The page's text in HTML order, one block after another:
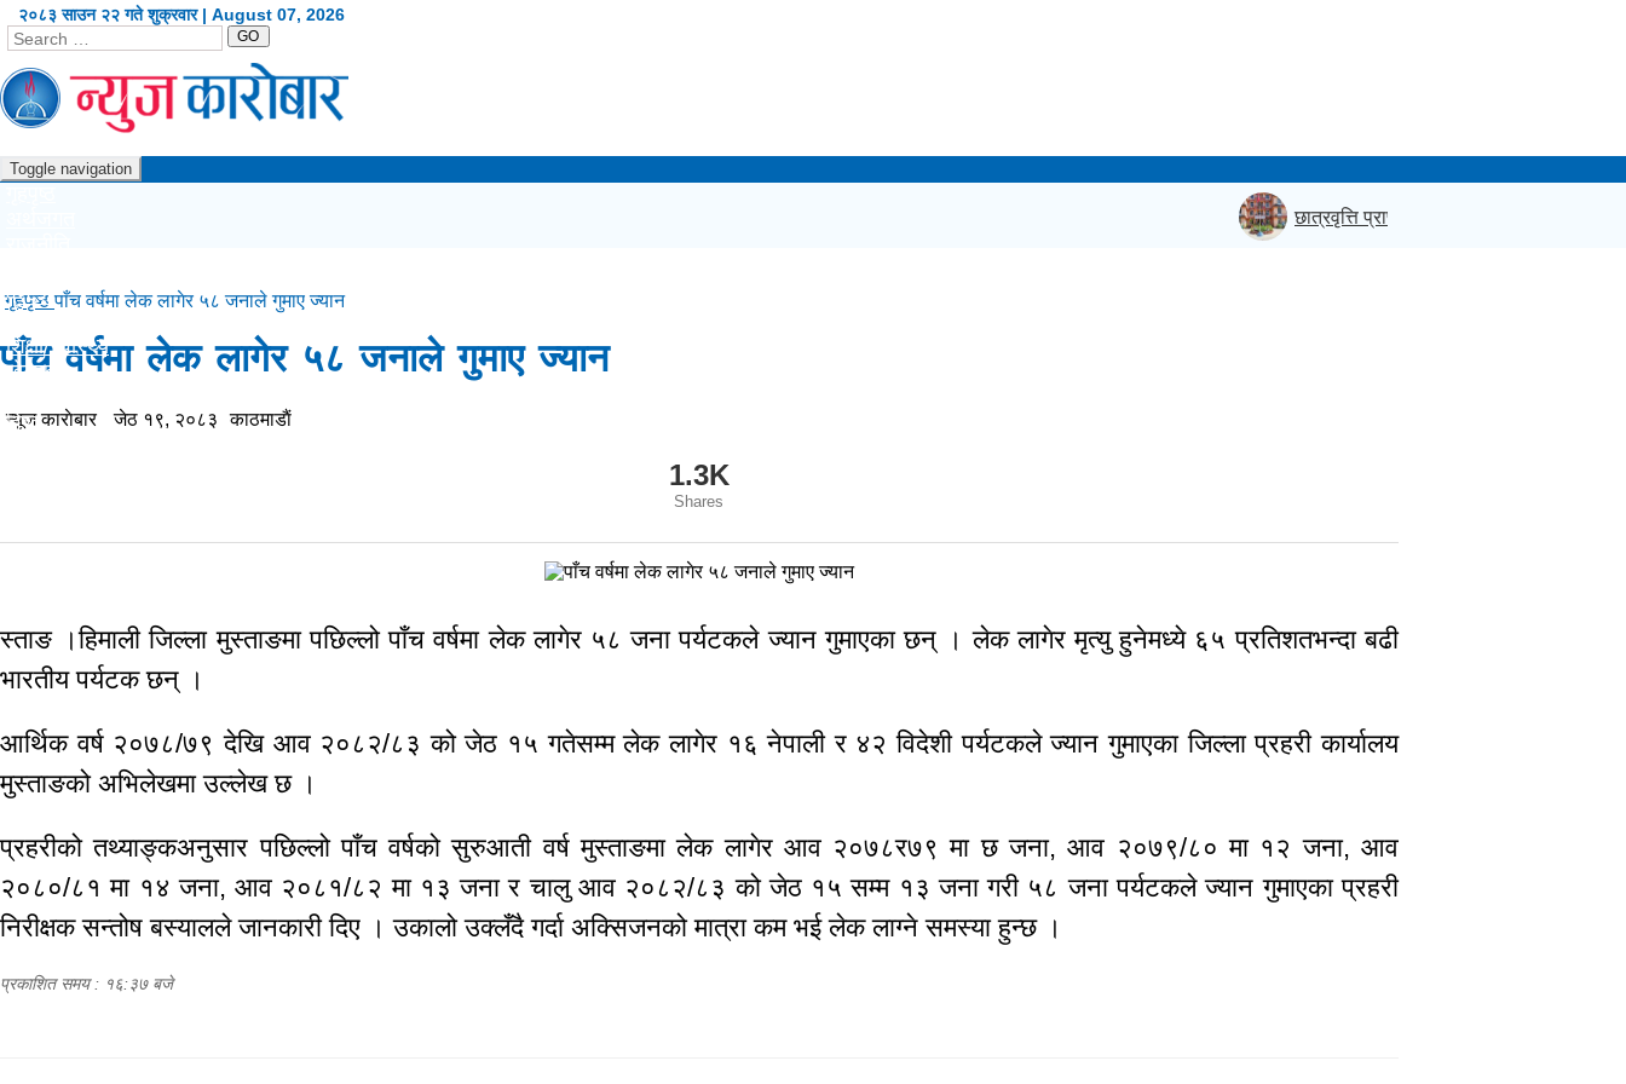
२०८३ साउन २२ गते शुक्रवार | August 07, 2026
GO
Toggle navigation
प्रदेश
शिक्षा/स्वास्थ्य
खेलकुद
विश्व
छात्रवृत्ति प्राप्त विद्यार्थीबाट पनि शुल्क असुल्दै
गृहपृष्ठपाँच वर्षमा लेक लागेर ५८ जनाले गुमाए ज्यान
पाँच वर्षमा लेक लागेर ५८ जनाले गुमाए ज्यान
न्यूज काराेबार जेठ १९, २०८३ काठमाडाैं
1.3K
Shares
स्ताङ ।हिमाली जिल्ला मुस्ताङमा पछिल्लो पाँच वर्षमा लेक लागेर ५८ जना पर्यटकले ज्यान गुमाएका छन् । लेक लागेर मृत्यु हुनेमध्ये ६५ प्रतिशतभन्दा बढी
भारतीय पर्यटक छन् ।
आर्थिक वर्ष २०७८/७९ देखि आव २०८२/८३ को जेठ १५ गतेसम्म लेक लागेर १६ नेपाली र ४२ विदेशी पर्यटकले ज्यान गुमाएका जिल्ला प्रहरी कार्यालय
मुस्ताङको अभिलेखमा उल्लेख छ ।
प्रहरीको तथ्याङ्कअनुसार पछिल्लो पाँच वर्षको सुरुआती वर्ष मुस्ताङमा लेक लागेर आव २०७८र७९ मा छ जना, आव २०७९/८० मा १२ जना, आव
२०८०/८१ मा १४ जना, आव २०८१/८२ मा १३ जना र चालु आव २०८२/८३ को जेठ १५ सम्म १३ जना गरी ५८ जना पर्यटकले ज्यान गुमाएका प्रहरी
निरीक्षक सन्तोष बस्यालले जानकारी दिए । उकालो उक्लँदै गर्दा अक्सिजनको मात्रा कम भई लेक लाग्ने समस्या हुन्छ ।
प्रकाशित समय : १६:३७ बजे